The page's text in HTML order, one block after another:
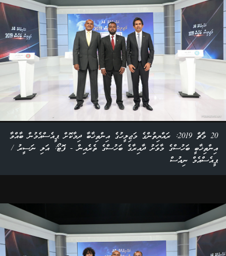
20 މާޗް 2019: ރައްޔިތުންގެ މަޖިލީހުގެ އިންތިޚާބާ ދިމާކޮށް ޕީއެސްއެމުން ބާއްވާ
އިންތިޚާބީ ބަހުސްގެ މާވަށު ދާއިރާގެ ބަހުސްގެ ތެރެއިން - ފޮޓޯ: އަލި ނަސީރު /
ޕީއެސްއެމް ނިއުސް